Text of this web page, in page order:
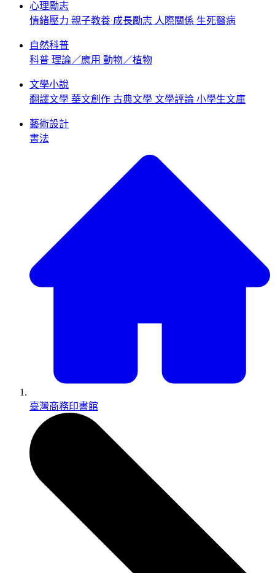
心理勵志
情緒壓力 親子教養 成長勵志 人際關係 生死醫病
自然科普
科普 理論／應用 動物／植物
文學小說
翻譯文學 華文創作 古典文學 文學評論 小學生文庫
藝術設計
書法
臺灣商務印書館